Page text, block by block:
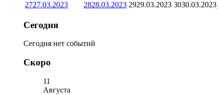
2727.03.2023 2828.03.2023 2929.03.2023 3030.03.2023
Сегодня
Сегодня нет событий
Скоро
11
Августа